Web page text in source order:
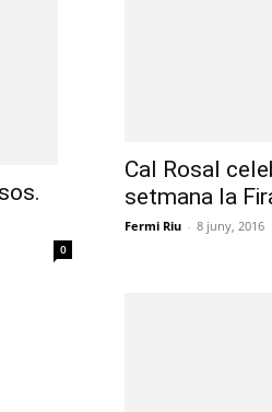
0
Cal Rosal
setmana la
Fermi Riu - 8 juny, 2016